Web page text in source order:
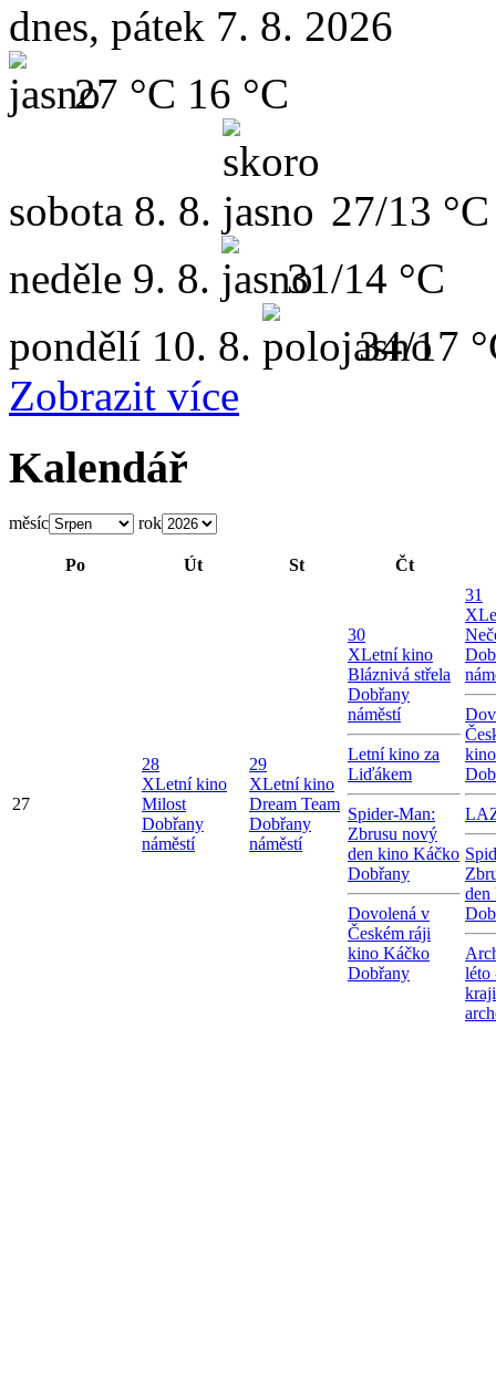
dnes, pátek 7. 8. 2026
27 °C 16 °C
sobota 8. 8.
27/13 °C
neděle 9. 8.
31/14 °C
pondělí 10. 8.
34/17
Zobrazit více
Kalendář
měsíc rok
Po Út St Čt
27
28
XLetní kino
Milost
Dobřany
náměstí
29
XLetní kino
Dream Team
Dobřany
náměstí
30
XLetní kino
Bláznivá střela
Dobřany
náměstí
Letní kino za
Liďákem
Spider-Man:
Zbrusu nový
den kino Káčko
Dobřany
Dovolená v
Českém ráji
kino Káčko
Dobřany
31
X
den
léto